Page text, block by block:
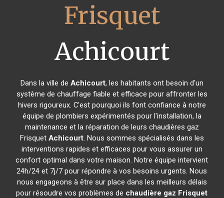
Frisquet
Achicourt
Dans la ville de Achicourt, les habitants ont besoin d'un
système de chauffage fiable et efficace pour affronter les
hivers rigoureux. C'est pourquoi ils font confiance à notre
équipe de plombiers expérimentés pour l'installation, la
maintenance et la réparation de leurs chaudières gaz
Frisquet Achicourt. Nous sommes spécialisés dans les
interventions rapides et efficaces pour vous assurer un
confort optimal dans votre maison. Notre équipe intervient
24h/24 et 7j/7 pour répondre à vos besoins urgents. Nous
nous engageons à être sur place dans les meilleurs délais
pour résoudre vos problèmes de chaudière gaz Frisquet